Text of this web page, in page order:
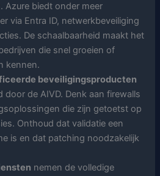
. Azure biedt onder meer
via Entra ID, netwerkbeveiliging
De schaalbaarheid maakt het
die snel groeien of
kennen.
beveiligingsproducten
door de AIVD. Denk aan firewalls
die zijn getoetst op
Onthoud dat validatie een
is en dat patching noodzakelijk
nemen de volledige